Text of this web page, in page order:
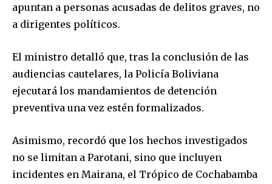
apuntan a personas acusadas de delitos graves, no
a dirigentes políticos.
El ministro detalló que, tras la conclusión de las
audiencias cautelares, la Policía Boliviana
ejecutará los mandamientos de detención
preventiva una vez estén formalizados.
Asimismo, recordó que los hechos investigados
no se limitan a Parotani, sino que incluyen
incidentes en Mairana, el Trópico de Cochabamba